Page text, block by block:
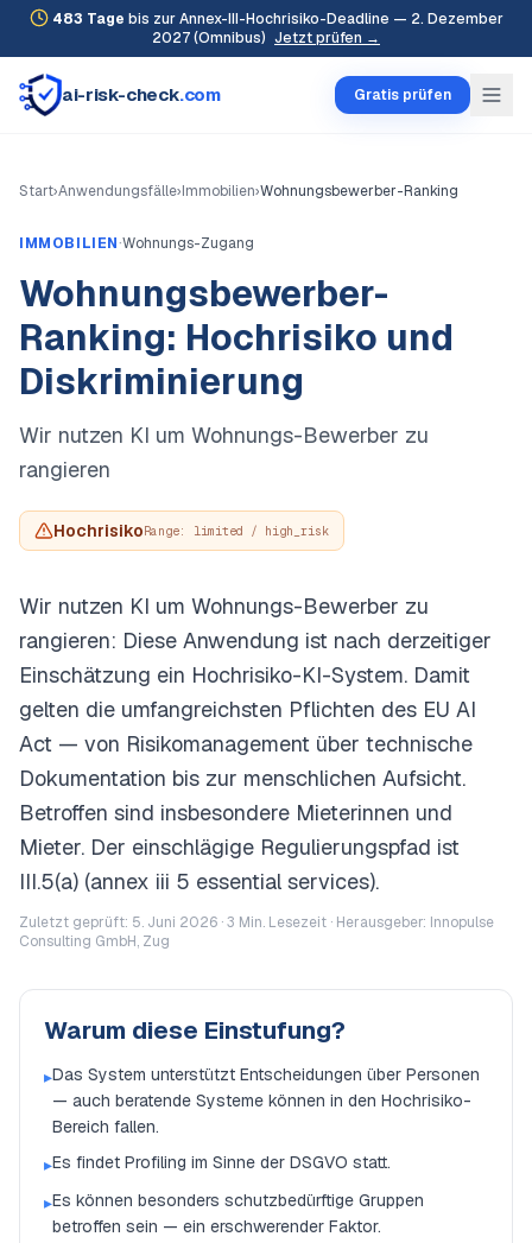
483 Tage bis zur Annex-III-Hochrisiko-Deadline — 2. Dezember
2027 (Omnibus) Jetzt prüfen →
ai-risk-check.com Gratis prüfen
Start›Anwendungsfälle›Immobilien›Wohnungsbewerber-Ranking
IMMOBILIEN·Wohnungs-Zugang
Wohnungsbewerber-
Ranking: Hochrisiko und
Diskriminierung
Wir nutzen KI um Wohnungs-Bewerber zu
rangieren
HochrisikoRange: limited / high_risk
Wir nutzen KI um Wohnungs-Bewerber zu
rangieren: Diese Anwendung ist nach derzeitiger
Einschätzung ein Hochrisiko-KI-System. Damit
gelten die umfangreichsten Pflichten des EU AI
Act — von Risikomanagement über technische
Dokumentation bis zur menschlichen Aufsicht.
Betroffen sind insbesondere Mieterinnen und
Mieter. Der einschlägige Regulierungspfad ist
III.5(a) (annex iii 5 essential services).
Zuletzt geprüft: 5. Juni 2026 ·3 Min. Lesezeit · Herausgeber: Innopulse
Consulting GmbH, Zug
Warum diese Einstufung?
▸Das System unterstützt Entscheidungen über Personen
— auch beratende Systeme können in den Hochrisiko-
Bereich fallen.
▸Es findet Profiling im Sinne der DSGVO statt.
▸Es können besonders schutzbedürftige Gruppen
betroffen sein — ein erschwerender Faktor.